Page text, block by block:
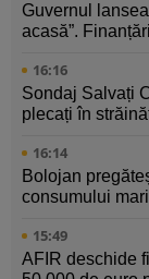
Guvernul
acasă”.
16:16
Sondaj Salvați
plecați în
16:14
Bolojan
consumului
15:49
AFIR deschide